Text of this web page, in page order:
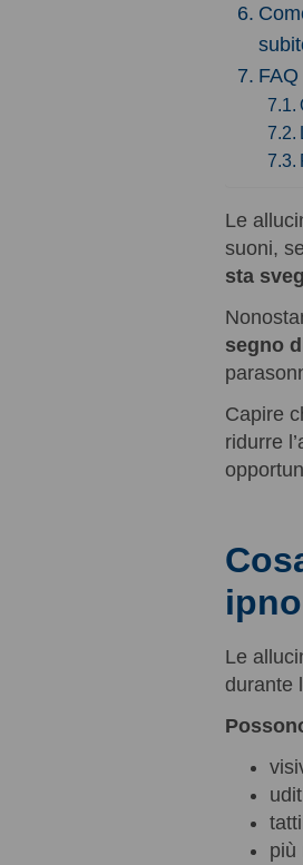
Le
suoni,
sta
segno
Capire
ridurre
Le
durante
più